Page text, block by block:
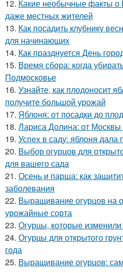
12. Какие необычные факты о
даже местных жителей
13. Как посадить клубнику
для начинающих
14. Как празднуется День
15. Время сбора: когда
Подмосковье
16. Узнайте, как плодоносит
получите большой урожай
17. Яблоня: от посадки до
18. Лариса Долина: от
19. Успех в саду: яблоня
20. Выбор огурцов для
для вашего сада
21. Осень и парша: как
заболевания
22. Выращивание огурцов на
урожайные сорта
23. Огурцы, которые
24. Огурцы для открытого
года
25. Выращивание огурцов: